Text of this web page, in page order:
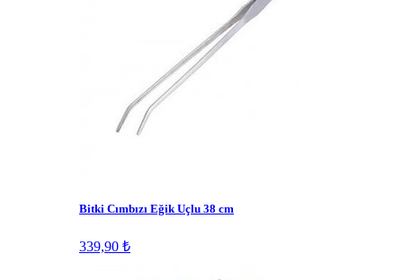
Bitki Cımbızı Eğik Uçlu 38 cm
339,90 ₺